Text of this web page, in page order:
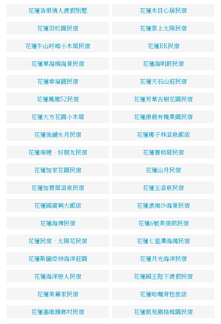
花蓮峇里情人渡假別墅 花蓮木目心居民宿
花蓮羽松園民宿 花蓮雲上太陽民宿
花蓮牛山呼庭小木屋民宿 花蓮RK民宿
花蓮草海桐海景民宿 花蓮海明蔚民宿
花蓮幸福圓民宿 花蓮天石山莊民宿
花蓮鳳凰52民宿 花蓮芳草古樹花園民宿
花蓮大方花園小木屋 花蓮康晨有機果園民宿
花蓮後湖水月民宿 花蓮椰子林溫泉飯店
花蓮瑞穗‧好朋友民宿 花蓮養和屋民宿
花蓮加家花園民宿 花蓮山月民宿
花蓮加賀屋溫泉民宿 花蓮玉溫泉民宿
花蓮國廣興大飯店 花蓮浪淘沙海景民宿
花蓮海傳民宿 花蓮6號美宿館民宿
花蓮民宿‧太陽花民宿 花蓮七星潭海灣民宿
花蓮斯圖亞特海洋莊園 花蓮月光海洋民宿
花蓮海洋戀人民宿 花蓮國王陛下渡假民宿
花蓮美麗家民宿 花蓮哈囉背包旅店
花蓮塞維爾鄉村民宿 花蓮凱苑風格庭園民宿